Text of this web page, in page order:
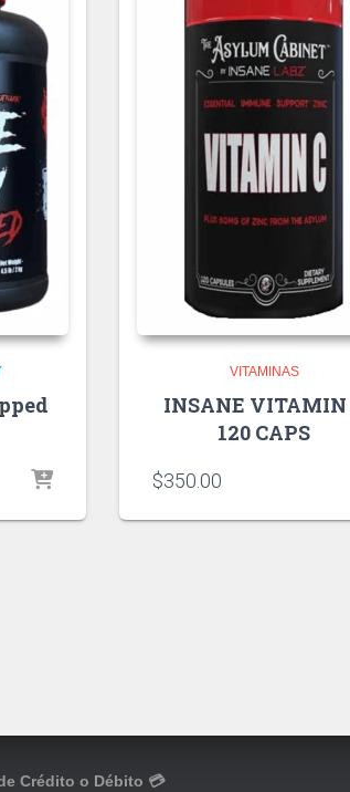
VITAMINAS
INSANE VITAMIN
120 CAPS
$350.00
Crédito o Débito 💳